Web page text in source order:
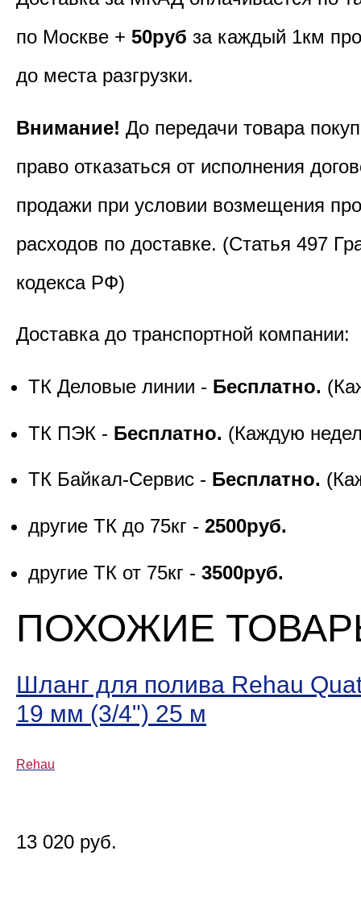
по Москве + 50руб за каждый 1км
до места разгрузки.
Внимание! До передачи товара
право отказаться от исполнения
продажи при условии возмещения
расходов по доставке. (Статья 497
кодекса РФ)
Доставка до транспортной компании:
ТК Деловые линии - Бесплатно.
ТК ПЭК - Бесплатно. (Каждую
ТК Байкал-Сервис - Бесплатно.
другие ТК до 75кг - 2500руб.
другие ТК от 75кг - 3500руб.
ПОХОЖИЕ
Шланг для полива Rehau
19 мм (3/4ʺ) 25 м
Rehau
13 020 руб.